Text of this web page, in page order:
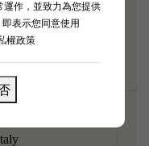
運作，並致力為您提供
表示您同意使用
權政策
心，鮮甜味完美昇